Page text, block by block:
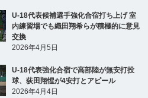
U-18代表候補選手強化合宿打ち上げ 室
内練習場でも織田翔希らが積極的に意見
交換
2026年4月5日
U-18代表強化合宿で高部陸が無安打投
球、荻田翔惺が4安打とアピール
2026年4月4日